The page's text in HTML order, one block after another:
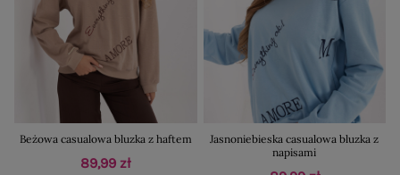
Beżowa casualowa bluzka z haftem
89,99 zł
Jasnoniebieska casualowa bluzka z
napisami